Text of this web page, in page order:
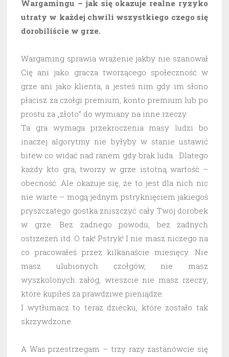
Wargamingu – jak się okazuje realne ryzyko
utraty w każdej chwili wszystkiego czego się
dorobiliście w grze.
Wargaming sprawia wrażenie jakby nie szanował
Cię ani jako gracza tworzącego społeczność w
grze ani jako klienta, a jesteś nim gdy im słono
płacisz za czołgi premium, konto premium lub po
prostu za „złoto” do wymiany na inne rzeczy.
Ta gra wymaga przekroczenia masy ludzi bo
inaczej algorytmy nie byłyby w stanie ustawić
bitew co widać nad ranem gdy brak luda. Dlatego
każdy kto gra, tworzy w grze istotną wartość –
obecność. Ale okazuje się, że to jest dla nich nic
nie warte – mogą jednym pstryknięciem jakiegoś
pryszczatego gostka zniszczyć cały Twój dorobek
w grze. Bez żadnego powodu, bez żadnych
ostrzeżeń itd. O tak! Pstryk! I nie masz niczego na
co pracowałeś przez kilkanaście miesięcy. Nie
masz ulubionych czołgów, nie masz
wyszkolonych załóg, wreszcie nie masz rzeczy,
które kupiłeś za prawdziwe pieniądze.
I wytłumacz to teraz dziecku, które zostało tak
skrzywdzone.
A Was przestrzegam – trzy razy zastanówcie się